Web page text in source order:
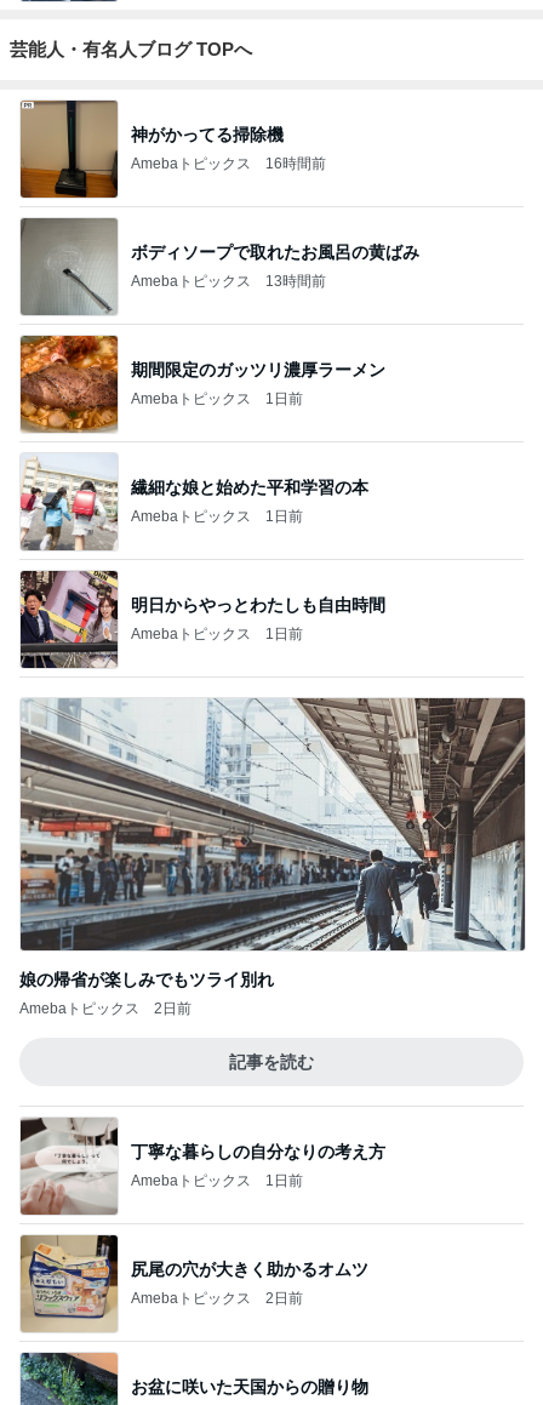
芸能人・有名人ブログ TOPへ
神がかってる掃除機
Amebaトピックス 16時間前
ボディソープで取れたお風呂の黄ばみ
Amebaトピックス 13時間前
期間限定のガッツリ濃厚ラーメン
Amebaトピックス 1日前
繊細な娘と始めた平和学習の本
Amebaトピックス 1日前
明日からやっとわたしも自由時間
Amebaトピックス 1日前
娘の帰省が楽しみでもツライ別れ
Amebaトピックス 2日前
記事を読む
丁寧な暮らしの自分なりの考え方
Amebaトピックス 1日前
尻尾の穴が大きく助かるオムツ
Amebaトピックス 2日前
お盆に咲いた天国からの贈り物